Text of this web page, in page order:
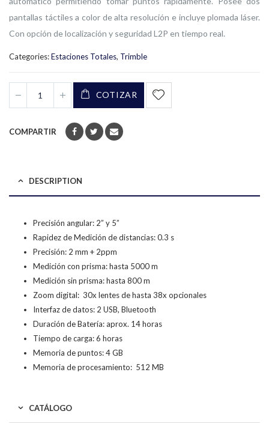
pantallas táctiles a color de alta resolución e incluye plomada láser.
Con opción de localización y seguridad L2P en tiempo real.
Categories:Estaciones Totales, Trimble
COTIZAR
COMPARTIR
DESCRIPTION
Precisión angular: 2” y 5”
Rapidez de Medición de distancias: 0.3 s
Precisión: 2 mm + 2ppm
Medición con prisma: hasta 5000 m
Medición sin prisma: hasta 800 m
Zoom digital: 30x lentes de hasta 38x opcionales
Interfaz de datos: 2 USB, Bluetooth
Duración de Batería: aprox. 14 horas
Tiempo de carga: 6 horas
Memoria de puntos: 4 GB
Memoria de procesamiento: 512 MB
CATÁLOGO